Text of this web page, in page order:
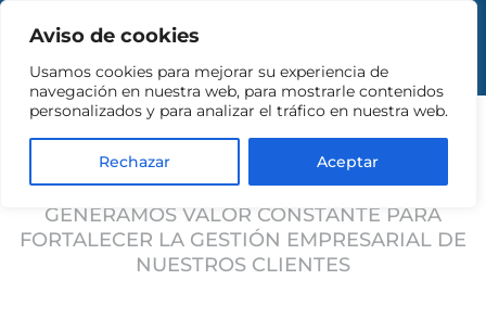
Aviso de cookies
Usamos cookies para mejorar su experiencia de
navegación en nuestra web, para mostrarle contenidos
personalizados y para analizar el tráfico en nuestra web.
Rechazar Aceptar
PARTNERSHIPS
GENERAMOS VALOR CONSTANTE PARA
FORTALECER LA GESTIÓN EMPRESARIAL DE
NUESTROS CLIENTES